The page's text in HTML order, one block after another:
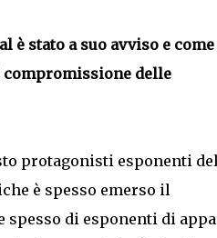
è stato a suo avviso e
delle
protagonisti esponenti
è spesso emerso il
spesso di esponenti di